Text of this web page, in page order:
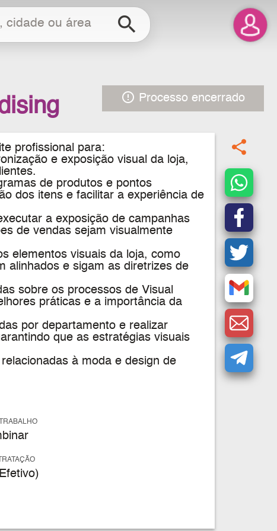
search
error_outline Processo encerrado
profissional para:
e exposição visual da loja,
de produtos e pontos
dos itens e facilitar a experiência de
a exposição de campanhas
de vendas sejam visualmente
elementos visuais da loja, como
alinhados e sigam as diretrizes de
sobre os processos de Visual
práticas e a importância da
por departamento e realizar
que as estratégias visuais
à moda e design de
share